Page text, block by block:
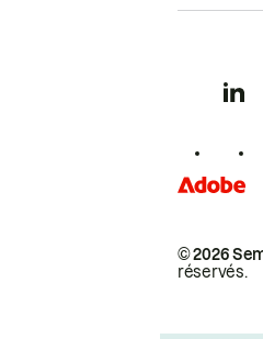
© 2026
réservés.